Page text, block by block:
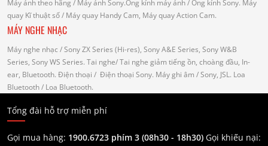
Máy ảnh theo hãng / Máy ảnh Sony.Ống kính máy ảnh / Ống kính Sony. Máy
quay Kĩ thuật số/ Máy quay Handy Cam, Máy quay Action Cam.
MÁY NGHE NHẠC
Máy nghe nhạc / Sony ZX Series (Hi-res), Sony A&E Series, Sony W&B
Series, Sony WS Series. Tai nghe/ Tai nghe giảm tiếng ồn, choàng đầu, In-
ear, Bluetooth. Điện thoại / Điện thoại Sony. Máy ghi âm / Sony, JSL. Loa
Bluetooth/ Loa Bluetooth.
Tổng đài hỗ trợ miễn phí
Gọi mua hàng: 1900.6723 phím 3 (08h30 - 18h30) Gọi khiếu nại: